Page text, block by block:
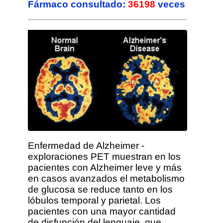
Reyes en
Quetiapina
Saludos.Trengo un trastorno
esquizoafectivo y llevo
pautados
Etumina+Trileptal+Seroquel...
Fármaco consultado: 36198 veces
Enfermedad de Alzheimer -
exploraciones PET muestran en los
pacientes con Alzheimer leve y más
en casos avanzados el metabolismo
de glucosa se reduce tanto en los
lóbulos temporal y parietal. Los
pacientes con una mayor cantidad